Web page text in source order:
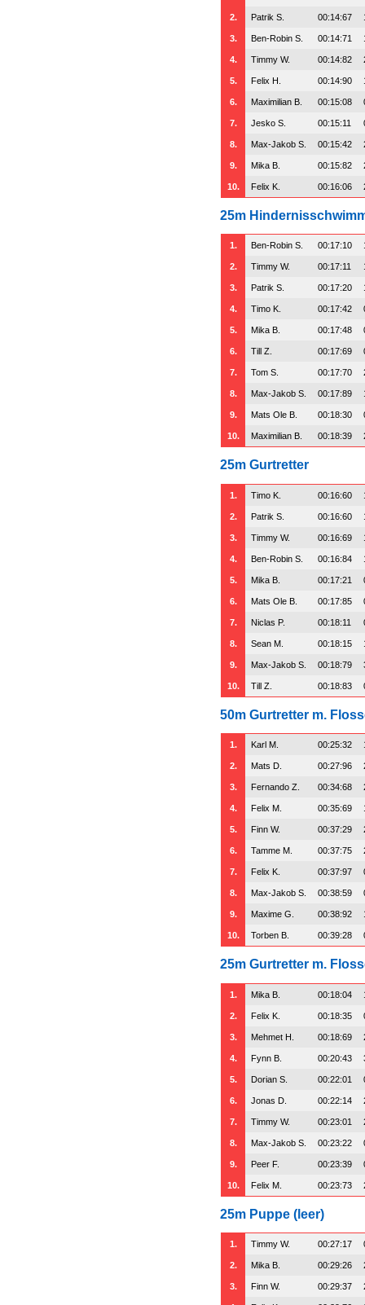
2. Patrik S. 00:14:67
3. Ben-Robin S. 00:14:71
4. Timmy W. 00:14:82
5. Felix H. 00:14:90
6. Maximilian B. 00:15:08
7. Jesko S. 00:15:11
8. Max-Jakob S. 00:15:42
9. Mika B. 00:15:82
10. Felix K. 00:16:06
25m
1. Ben-Robin S. 00:17:10
2. Timmy W. 00:17:11
3. Patrik S. 00:17:20
4. Timo K. 00:17:42
5. Mika B. 00:17:48
6. Till Z. 00:17:69
7. Tom S. 00:17:70
8. Max-Jakob S. 00:17:89
9. Mats Ole B. 00:18:30
10. Maximilian B. 00:18:39
25m Gurtretter
1. Timo K. 00:16:60
2. Patrik S. 00:16:60
3. Timmy W. 00:16:69
4. Ben-Robin S. 00:16:84
5. Mika B. 00:17:21
6. Mats Ole B. 00:17:85
7. Niclas P. 00:18:11
8. Sean M. 00:18:15
9. Max-Jakob S. 00:18:79
10. Till Z. 00:18:83
50m Gurtretter m.
1. Karl M. 00:25:32
2. Mats D. 00:27:96
3. Fernando Z. 00:34:68
4. Felix M. 00:35:69
5. Finn W. 00:37:29
6. Tamme M. 00:37:75
7. Felix K. 00:37:97
8. Max-Jakob S. 00:38:59
9. Maxime G. 00:38:92
10. Torben B. 00:39:28
25m Gurtretter m.
1. Mika B. 00:18:04
2. Felix K. 00:18:35
3. Mehmet H. 00:18:69
4. Fynn B. 00:20:43
5. Dorian S. 00:22:01
6. Jonas D. 00:22:14
7. Timmy W. 00:23:01
8. Max-Jakob S. 00:23:22
9. Peer F. 00:23:39
10. Felix M. 00:23:73
25m Puppe (leer)
1. Timmy W. 00:27:17
2. Mika B. 00:29:26
3. Finn W. 00:29:37